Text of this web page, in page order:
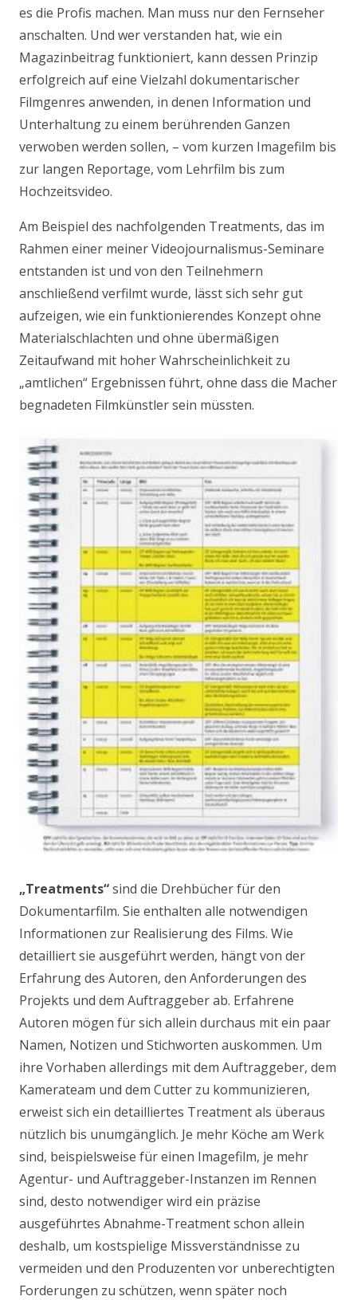
es die Profis machen. Man muss nur den Fernseher
anschalten. Und wer verstanden hat, wie ein
Magazinbeitrag funktioniert, kann dessen Prinzip
erfolgreich auf eine Vielzahl dokumentarischer
Filmgenres anwenden, in denen Information und
Unterhaltung zu einem berührenden Ganzen
verwoben werden sollen, – vom kurzen Imagefilm bis
zur langen Reportage, vom Lehrfilm bis zum
Hochzeitsvideo.
Am Beispiel des nachfolgenden Treatments, das im
Rahmen einer meiner Videojournalismus-Seminare
entstanden ist und von den Teilnehmern
anschließend verfilmt wurde, lässt sich sehr gut
aufzeigen, wie ein funktionierendes Konzept ohne
Materialschlachten und ohne übermäßigen
Zeitaufwand mit hoher Wahrscheinlichkeit zu
„amtlichen“ Ergebnissen führt, ohne dass die Macher
begnadeten Filmkünstler sein müssten.
„Treatments“sind die Drehbücher für den
Dokumentarfilm. Sie enthalten alle notwendigen
Informationen zur Realisierung des Films. Wie
detailliert sie ausgeführt werden, hängt von der
Erfahrung des Autoren, den Anforderungen des
Projekts und dem Auftraggeber ab. Erfahrene
Autoren mögen für sich allein durchaus mit ein paar
Namen, Notizen und Stichworten auskommen. Um
ihre Vorhaben allerdings mit dem Auftraggeber, dem
Kamerateam und dem Cutter zu kommunizieren,
erweist sich ein detailliertes Treatment als überaus
nützlich bis unumgänglich. Je mehr Köche am Werk
sind, beispielsweise für einen Imagefilm, je mehr
Agentur- und Auftraggeber-Instanzen im Rennen
sind, desto notwendiger wird ein präzise
ausgeführtes Abnahme-Treatment schon allein
deshalb, um kostspielige Missverständnisse zu
vermeiden und den Produzenten vor unberechtigten
Forderungen zu schützen, wenn später noch